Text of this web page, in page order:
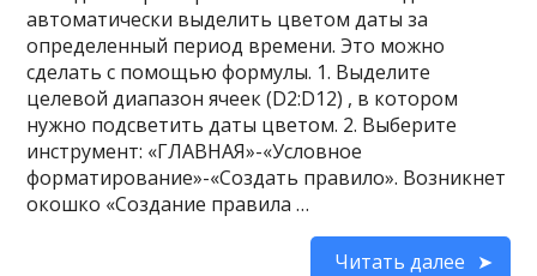
автоматически выделить цветом даты за
определенный период времени. Это можно
сделать с помощью формулы. 1. Выделите
целевой диапазон ячеек (D2:D12) , в котором
нужно подсветить даты цветом. 2. Выберите
инструмент: «ГЛАВНАЯ»-«Условное
форматирование»-«Создать правило». Возникнет
окошко «Создание правила …
Читать далее